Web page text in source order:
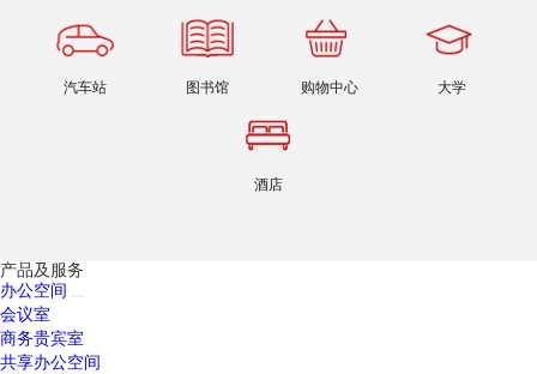
汽车站 图书馆 购物中心 大学
酒店
产品及服务
办公空间
会议室
商务贵宾室
共享办公空间